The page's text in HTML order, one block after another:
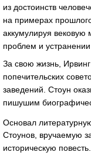
из достоинств
на примерах
аккумулируя вековую
проблем и
За свою жизнь,
попечительских
заведений. Стоун
пишушим
Основал
Стоунов, вручаемую
историческую повесть.